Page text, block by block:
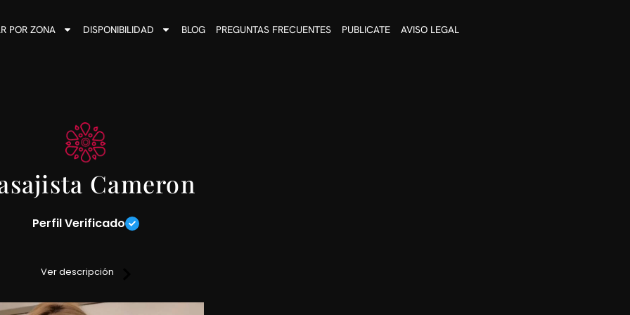
POR ZONA DISPONIBILIDAD BLOG PREGUNTAS FRECUENTES PUBLICATE AVISO LEGAL
Cameron
Perfil Verificado
a una experiencia única e inolvidable.
descontracturantes y sensitivos sobre camilla.
Ver descripción